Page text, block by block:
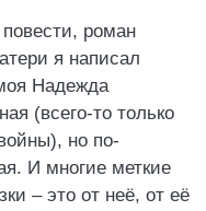
роман
я написал
Надежда
(всего-то только
но по-
И многие меткие
– это от неё, от её